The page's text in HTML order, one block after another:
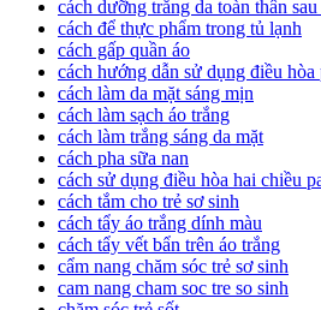
cách dưỡng trắng da toàn thân sau
cách để thực phẩm trong tủ lạnh
cách gấp quần áo
cách hướng dẫn sử dụng điều hòa
cách làm da mặt sáng mịn
cách làm sạch áo trắng
cách làm trắng sáng da mặt
cách pha sữa nan
cách sử dụng điều hòa hai chiều
cách tắm cho trẻ sơ sinh
cách tẩy áo trắng dính màu
cách tẩy vết bẩn trên áo trắng
cẩm nang chăm sóc trẻ sơ sinh
cam nang cham soc tre so sinh